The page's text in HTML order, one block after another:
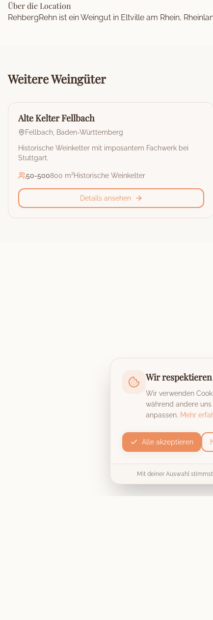
Wir
Wir verwenden
während andere
anpassen. Mehr
Alle akzeptieren
Mit deiner Auswahl
Über die Location
RehbergRehn ist ein Weingut in Eltville am Rhein,
WeitereWeingüter
🏰
Weingut
Alte Kelter Fellbach
Fellbach Baden-Württemberg
Historische Weinkelter mit imposantem Fachwerk bei
Stuttgart.
50-500800 m²Historische Weinkelter
Details ansehen